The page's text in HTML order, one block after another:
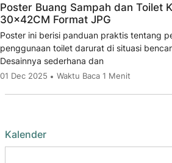
Poster Buang Sampah dan Toilet
30x42CM Format JPG
Poster ini berisi panduan praktis tentang
penggunaan toilet darurat di situasi
Desainnya sederhana dan
01 Dec 2025 Waktu Baca 1 Menit
Kalender